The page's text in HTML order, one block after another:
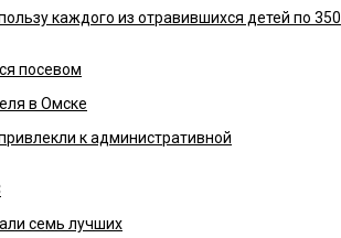
каждого из отравившихся детей по 350
посевом
в Омске
к административной
семь лучших